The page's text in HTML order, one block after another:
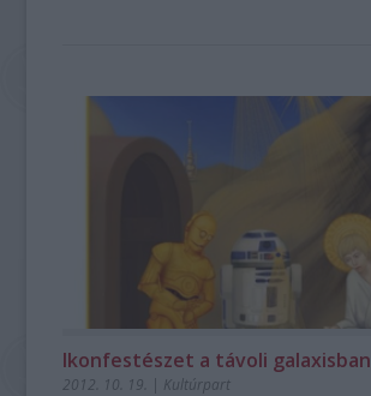
Ikonfestészet a távoli galaxisban
2012. 10. 19. | Kultúrpart